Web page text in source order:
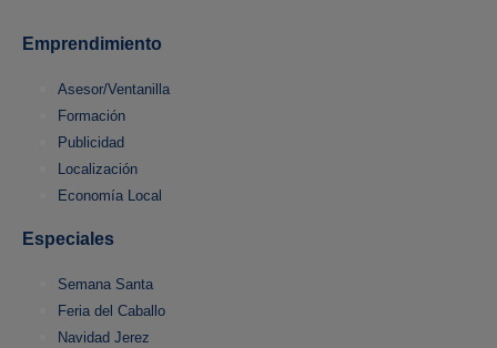
Emprendimiento
Asesor/Ventanilla
Formación
Publicidad
Localización
Economía Local
Especiales
Semana Santa
Feria del Caballo
Navidad Jerez